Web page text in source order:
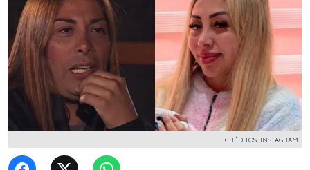
CRÉDITOS: INSTAGRAM